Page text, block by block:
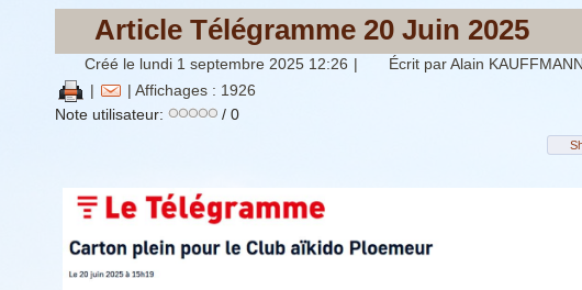
Article Télégramme 20 Juin 2025
Créé le lundi 1 septembre 2025 12:26 |
Écrit par Alain
|
| Affichages : 1926
Note utilisateur:
/ 0